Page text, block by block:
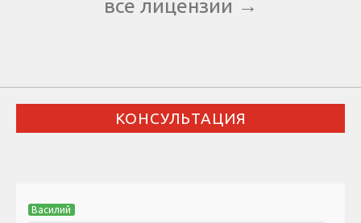
все лицензии →
КОНСУЛЬТАЦИЯ
Василий